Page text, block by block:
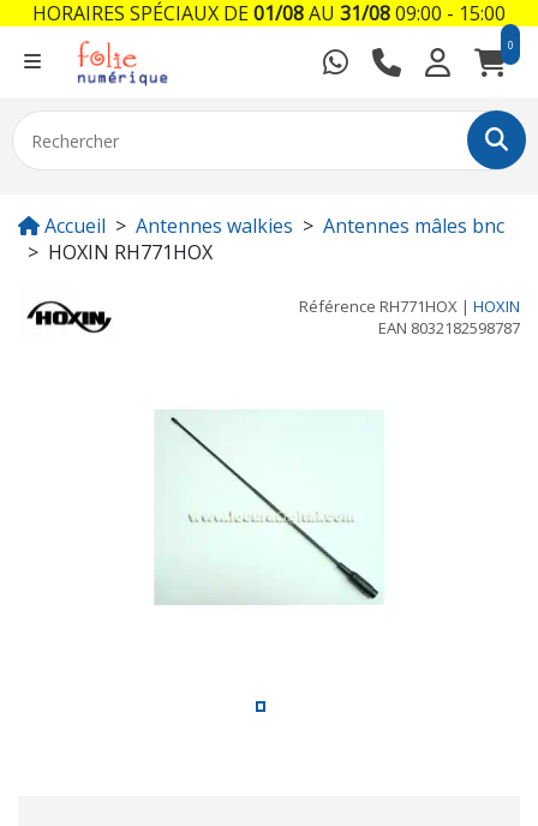
0
Accueil Antennes walkies
Antennes mâles bnc
HOXIN RH771HOX
Référence RH771HOX | HOXIN
EAN 8032182598787
HORAIRES SPÉCIAUX DE01/08AU 31/0809:00 - 15:00